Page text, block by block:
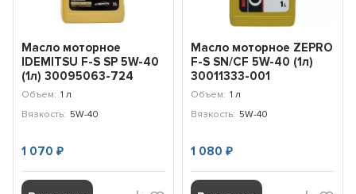
Масло моторное
IDEMITSU F-S SP 5W-40
(1л) 30095063-724
Объем: 1 л
Вязкость: 5W-40
1 070₽
Масло моторное ZEPRO
F-S SN/CF 5W-40 (1л)
30011333-001
Объем: 1 л
Вязкость: 5W-40
1 080 ₽